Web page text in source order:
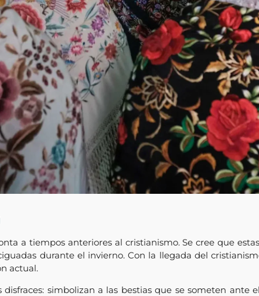
a tiempos anteriores al cristianismo. Se cree que
durante el invierno. Con la llegada del
actual.
disfraces: simbolizan a las bestias que se someten ante